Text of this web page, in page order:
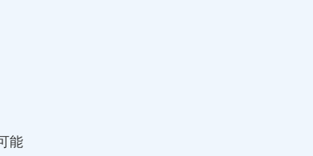
能